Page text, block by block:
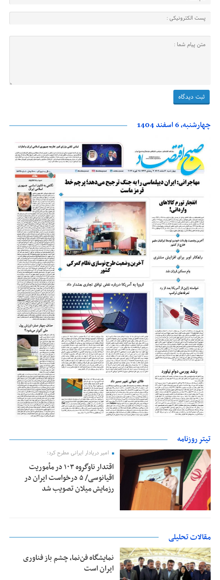
چهارشنبه، 6 اسفند 1404
تیتر روزنامه
امیر دریادار ایرانی مطرح کرد؛
اقتدار ناوگروه ۱۰۳ در مأموریت‌
اقیانوسی/ ۵ درخواست ایران در
رزمایش میلان تصویب شد
مقالات تحلیلی
نمایشگاه فن‌نما، چشم باز فناوری
ایران است